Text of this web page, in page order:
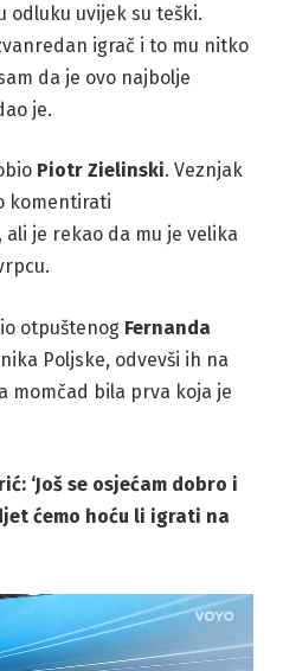
odluku uvijek su teški.
igrač i to mu nitko
da je ovo najbolje
je.
Piotr Zielinski. Veznjak
komentirati
ali je rekao da mu je velika
otpuštenog Fernanda
Poljske, odvevši ih na
momčad bila prva koja je
‘Još se osjećam dobro i
ćemo hoću li igrati na